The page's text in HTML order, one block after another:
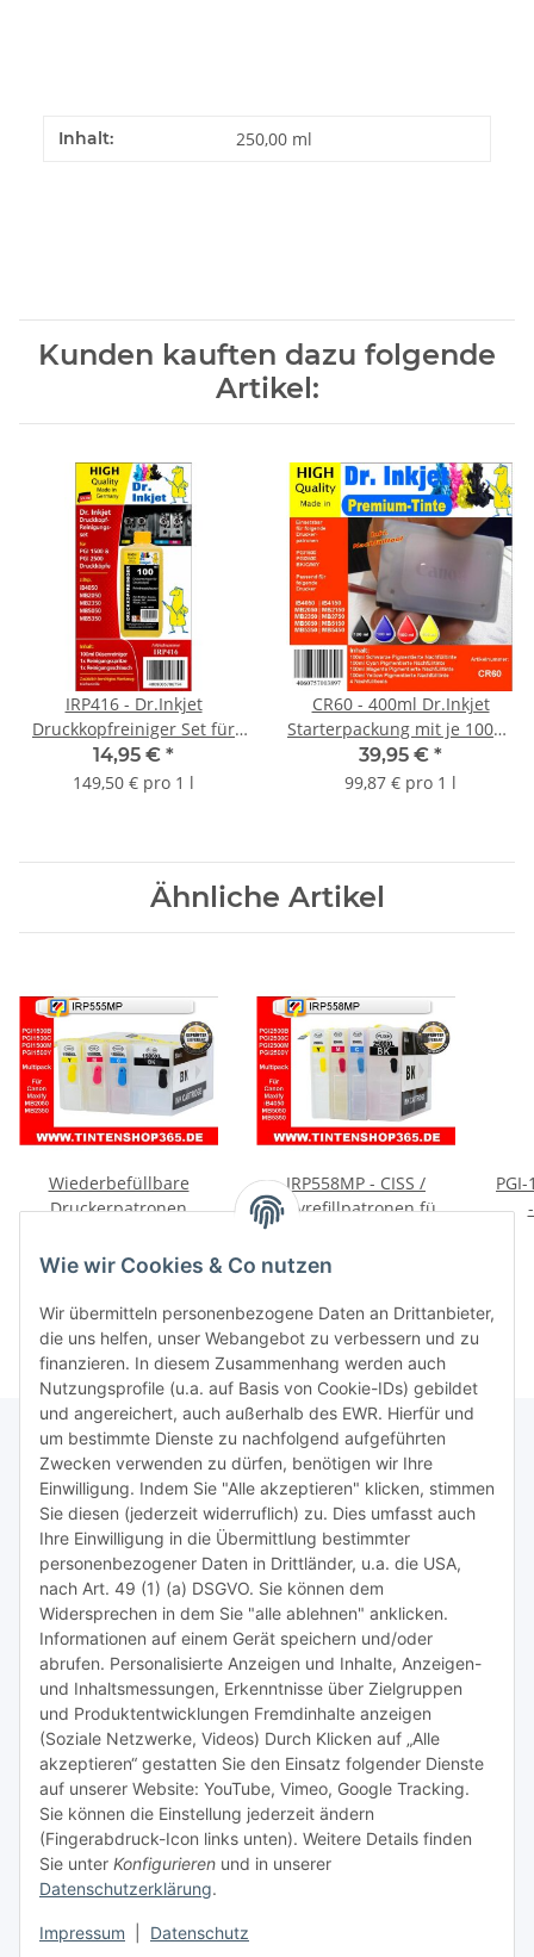
Inhalt: 250,00 ml
Kunden kauften dazu folgende
Artikel:
IRP416 - Dr.Inkjet
Druckkopfreiniger Set für
die Canon Drucker mit den
PGI1500 & PGI2500er bzw.
14,95 € *
149,50 € pro 1 l
CR60 - 400ml Dr.Inkjet
Starterpackung mit je 100ml
pigmentierte BCMY
Druckertinte / Nachfülltinte
39,95 € *
99,87 € pro 1 l
Ähnliche Artikel
Wiederbefüllbare
Druckerpatronen
PGI-1500 mit Auto Reset
Easyrefillpatronen
8,74 € pro 1
IRP558MP - CISS /
Easyrefillpatronen für
PGI-2500XL - je 1x für
Black, Cyan, Magenta,
Autoresettchip - ohne
Tinte -
9,99 € pro 1
TiDis Lizenzsystem
Meist besuchte Seiten:
Tipps & Tricks rund um Sublimation
TiDis Videos auf Youtube
Nachfüllpreise für Druckerpatronen
Refillservice Patronen verpacken
TiDis Druckerwerkstatt
TiDis PC & Notebookwerkstatt
TiDis eScooter Werkstatt
Wie wir Cookies & Co nutzen
Wir übermitteln personenbezogene Daten an Drittanbieter,
die uns helfen, unser Webangebot zu verbessern und zu
finanzieren. In diesem Zusammenhang werden auch
Nutzungsprofile (u.a. auf Basis von Cookie-IDs) gebildet
und angereichert, auch außerhalb des EWR. Hierfür und
um bestimmte Dienste zu nachfolgend aufgeführten
Zwecken verwenden zu dürfen, benötigen wir Ihre
Einwilligung. Indem Sie "Alle akzeptieren" klicken, stimmen
Sie diesen (jederzeit widerruflich) zu. Dies umfasst auch
Ihre Einwilligung in die Übermittlung bestimmter
personenbezogener Daten in Drittländer, u.a. die USA,
nach Art. 49 (1) (a) DSGVO. Sie können dem
Widersprechen in dem Sie "alle ablehnen" anklicken.
Informationen auf einem Gerät speichern und/oder
abrufen. Personalisierte Anzeigen und Inhalte, Anzeigen-
und Inhaltsmessungen, Erkenntnisse über Zielgruppen
und Produktentwicklungen Fremdinhalte anzeigen
(Soziale Netzwerke, Videos) Durch Klicken auf „Alle
akzeptieren“ gestatten Sie den Einsatz folgender Dienste
auf unserer Website: YouTube, Vimeo, Google Tracking.
Sie können die Einstellung jederzeit ändern
(Fingerabdruck-Icon links unten). Weitere Details finden
Sie unter Konfigurieren und in unserer
Datenschutzerklärung.
Impressum Datenschutz